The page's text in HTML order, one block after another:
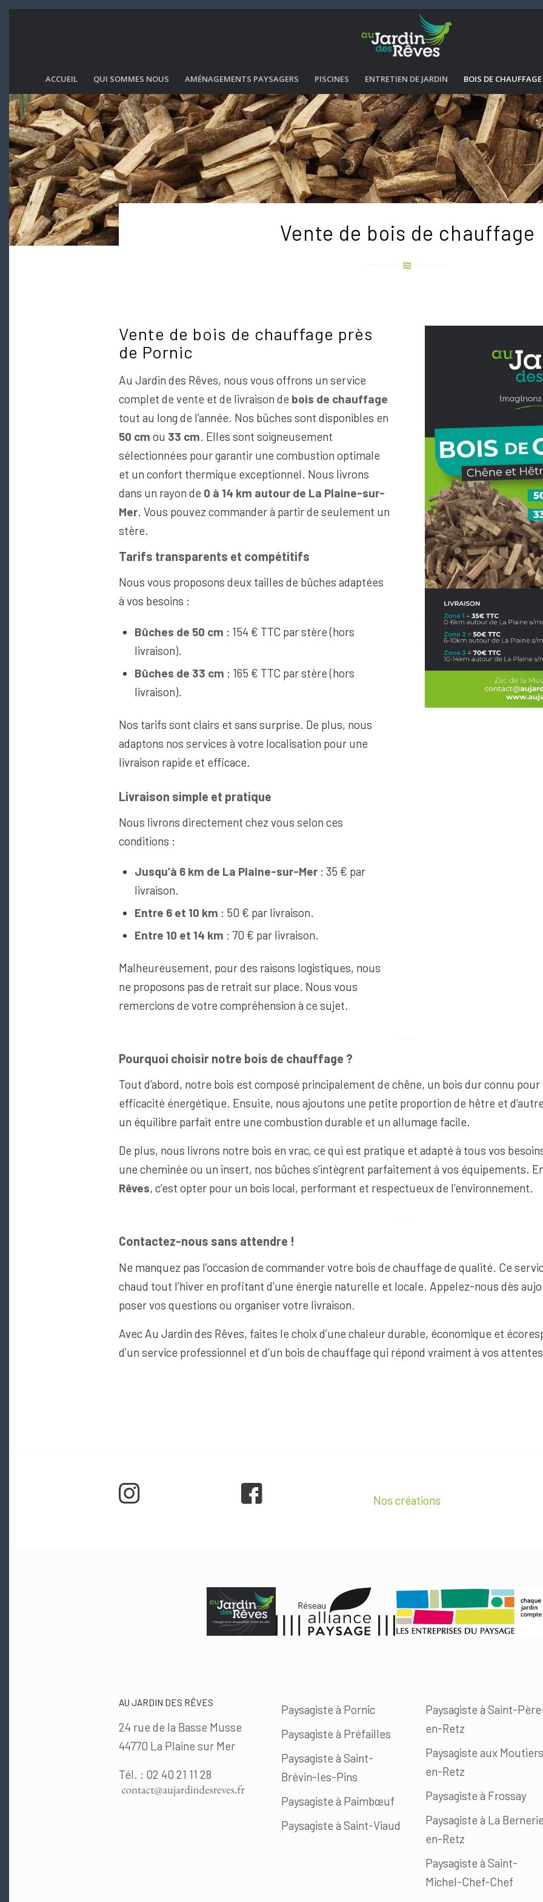
ACCUEIL QUI SOMMES NOUS AMÉNAGEMENTS PAYSAGERS PISCINES ENTRETIEN DE JARDIN BOIS DE CHAUFFAGE
Vente de bois de chauffage
Vente de bois de chauffage près
de Pornic
Au Jardin des Rêves, nous vous offrons un service
complet de vente et de livraison de bois de chauffage
tout au long de l’année. Nos bûches sont disponibles en
50 cm ou 33 cm. Elles sont soigneusement
sélectionnées pour garantir une combustion optimale
et un confort thermique exceptionnel. Nous livrons
dans un rayon de 0 à 14 km autour de La Plaine-sur-
Mer. Vous pouvez commander à partir de seulement un
stère.
Tarifs transparents et compétitifs
Nous vous proposons deux tailles de bûches adaptées
à vos besoins :
Bûches de 50 cm : 154 € TTC par stère (hors
livraison).
Bûches de 33 cm : 165 € TTC par stère (hors
livraison).
Nos tarifs sont clairs et sans surprise. De plus, nous
adaptons nos services à votre localisation pour une
livraison rapide et efficace.
Livraison simple et pratique
Nous livrons directement chez vous selon ces
conditions :
Jusqu’à 6 km de La Plaine-sur-Mer : 35 € par
livraison.
Entre 6 et 10 km : 50 € par livraison.
Entre 10 et 14 km : 70 € par livraison.
Malheureusement, pour des raisons logistiques, nous
ne proposons pas de retrait sur place. Nous vous
remercions de votre compréhension à ce sujet.
Pourquoi choisir notre bois de chauffage ?
Tout d’abord, notre bois est composé principalement de chêne, un bois dur connu
efficacité énergétique. Ensuite, nous ajoutons une petite proportion de hêtre et
un équilibre parfait entre une combustion durable et un allumage facile.
De plus, nous livrons notre bois en vrac, ce qui est pratique et adapté à tous vos
une cheminée ou un insert, nos bûches s’intègrent parfaitement à vos équipements.
Rêves, c’est opter pour un bois local, performant et respectueux de l’environnement.
Contactez-nous sans attendre !
Ne manquez pas l’occasion de commander votre bois de chauffage de qualité. Ce
chaud tout l’hiver en profitant d’une énergie naturelle et locale. Appelez-nous dès
poser vos questions ou organiser votre livraison.
Avec Au Jardin des Rêves, faites le choix d’une chaleur durable, économique et
d’un service professionnel et d’un bois de chauffage qui répond vraiment à vos
Nos créations
AU JARDIN DES RÊVES
24 rue de la Basse Musse
44770 La Plaine sur Mer
Tél. : 02 40 21 11 28
Paysagiste à Pornic
Paysagiste à Préfailles
Paysagiste à Saint-
Brévin-les-Pins
Paysagiste à Paimbœuf
Paysagiste à Saint-Viaud
Paysagiste à Saint-
en-Retz
Paysagiste aux
en-Retz
Paysagiste à Frossay
Paysagiste à La
en-Retz
Paysagiste à Saint-
Michel-Chef-Chef